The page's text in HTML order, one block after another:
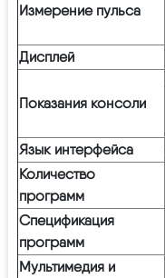
Измерение пульса
Дисплей
Показания консоли
Язык интерфейса
Количество
программ
Спецификация
программ
Мультимедия и